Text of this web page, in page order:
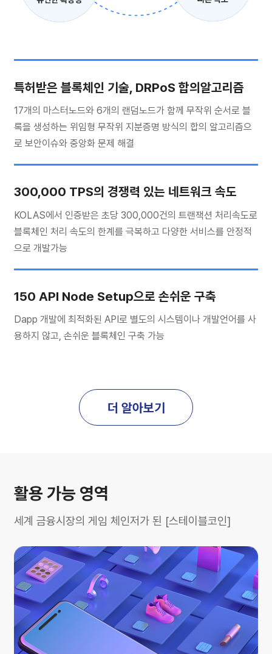
특허받은 블록체인 기술, DRPoS 합의알고리즘
17개의 마스터노드와 6개의 랜덤노드가 함께 무작위 순서로 블
록을 생성하는 위임형 무작위 지분증명 방식의 합의 알고리즘으
로 보안이슈와 중앙화 문제 해결
300,000 TPS의 경쟁력 있는 네트워크 속도
KOLAS에서 인증받은 초당 300,000건의 트랜잭션 처리속도로
블록체인 처리 속도의 한계를 극복하고 다양한 서비스를 안정적
으로 개발가능
150 API Node Setup으로 손쉬운 구축
Dapp 개발에 최적화된 API로 별도의 시스템이나 개발언어를 사
용하지 않고, 손쉬운 블록체인 구축 가능
더 알아보기
활용 가능 영역
세계 금융시장의 게임 체인저가 된 [스테이블코인]